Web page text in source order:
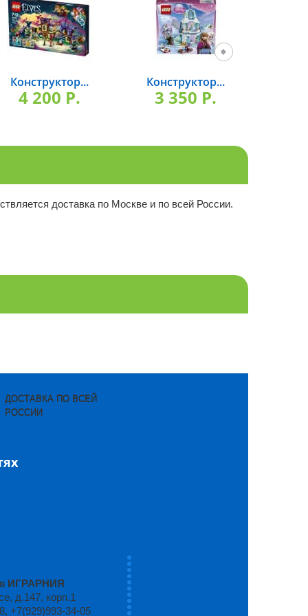
Конструктор...
4 200 P.
Конструктор...
3 350 P.
доставка по Москве и по всей России.
ДОСТАВКА ПО ВСЕЙ
РОССИИ
ИГРАРНИЯ
д.147, корп.1
+7(929)993-34-05